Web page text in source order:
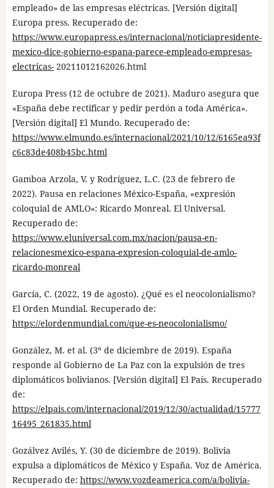
empleado» de las empresas eléctricas. [Versión digital]
Europa press. Recuperado de:
https://www.europapress.es/internacional/noticiapresidente-
mexico-dice-gobierno-espana-parece-empleado-empresas-
electricas-20211012162026.html
Europa Press (12 de octubre de 2021). Maduro asegura que
«España debe rectificar y pedir perdón a toda América».
[Versión digital] El Mundo. Recuperado de:
https://www.elmundo.es/internacional/2021/10/12/6165ea93f
c6c83de408b45bc.html
Gamboa Arzola, V. y Rodríguez, L.C. (23 de febrero de
2022). Pausa en relaciones México-España, «expresión
coloquial de AMLO»: Ricardo Monreal. El Universal.
Recuperado de:
https://www.eluniversal.com.mx/nacion/pausa-en-
relacionesmexico-espana-expresion-coloquial-de-amlo-
ricardo-monreal
García, C. (2022, 19 de agosto). ¿Qué es el neocolonialismo?
El Orden Mundial. Recuperado de:
https://elordenmundial.com/que-es-neocolonialismo/
González, M. et al. (3º de diciembre de 2019). España
responde al Gobierno de La Paz con la expulsión de tres
diplomáticos bolivianos. [Versión digital] El País. Recuperado
de:
https://elpais.com/internacional/2019/12/30/actualidad/15777
16495_261835.html
Gozálvez Avilés, Y. (30 de diciembre de 2019). Bolivia
expulsa a diplomáticos de México y España. Voz de América.
Recuperado de: https://www.vozdeamerica.com/a/bolivia-